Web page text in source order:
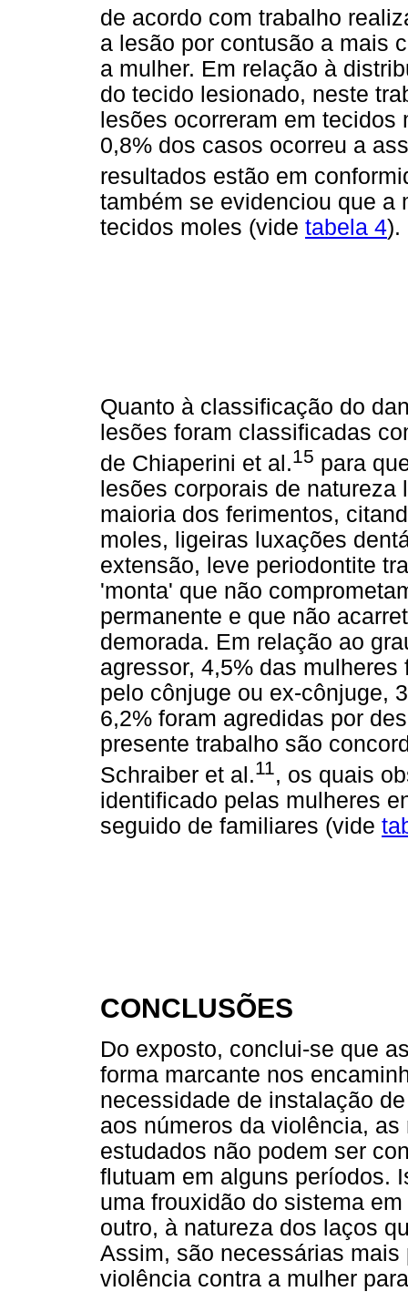
de acordo com trabalho
a lesão por contusão a mais
a mulher. Em relação à
do tecido lesionado, neste
lesões ocorreram em tecidos
0,8% dos casos ocorreu a
resultados estão em
também se evidenciou que a
tecidos moles (vide tabela 4).
Quanto à classificação do
lesões foram classificadas
de Chiaperini et al.15 para
lesões corporais de
maioria dos ferimentos,
moles, ligeiras luxações
extensão, leve periodontite
'monta' que não
permanente e que não
demorada. Em relação ao
agressor, 4,5% das
pelo cônjuge ou ex-cônjuge,
6,2% foram agredidas por
presente trabalho são
Schraiber et al.11, os quais
identificado pelas mulheres
seguido de familiares (vide
CONCLUSÕES
Do exposto, conclui-se que
forma marcante nos
necessidade de instalação
aos números da violência,
estudados não podem ser
flutuam em alguns períodos.
uma frouxidão do sistema
outro, à natureza dos laços
Assim, são necessárias
violência contra a mulher